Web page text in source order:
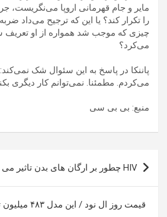
مایر و جام قهرمانی اروپا می‌نگریست،
را تکرار کند؟ یا این که ترجیح می‌داد
چیزی که موجب شد همواره از او تعریف
می‌کرد؟
پاننکا در پاسخ به این سئوال شک نمی‌کند:
می‌کردم. مطمئنا. نمی‌توانم کار دیگری
منبع: بی بی سی
راهبری
نوشته
HIV چطور بر ارگان های بدن تاثیر می گذارد؟
قیمت روز ال نود / این مدل ۴۸۳ میلیون تومان شد! + جدول